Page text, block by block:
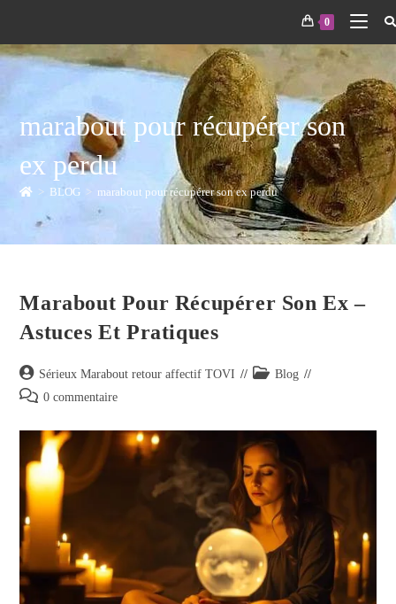
0
marabout pour récupérer son
ex perdu
> BLOG > marabout pour récupérer son ex perdu
Marabout Pour Récupérer Son Ex –
Astuces Et Pratiques
Sérieux Marabout retour affectif TOVI
Blog
0 commentaire